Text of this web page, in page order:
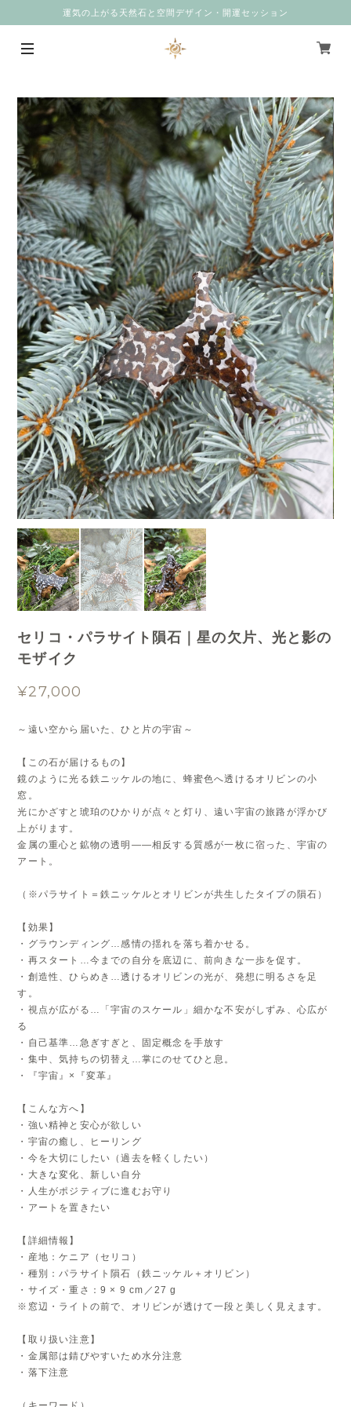
運気の上がる天然石と空間デザイン・開運セッション
セリコ・パラサイト隕石｜星の欠片、光と影の
モザイク
¥27,000
～遠い空から届いた、ひと片の宇宙～
【この石が届けるもの】
鏡のように光る鉄ニッケルの地に、蜂蜜色へ透けるオリビンの小
窓。
光にかざすと琥珀のひかりが点々と灯り、遠い宇宙の旅路が浮かび
上がります。
金属の重心と鉱物の透明——相反する質感が一枚に宿った、宇宙の
アート。
（※パラサイト＝鉄ニッケルとオリビンが共生したタイプの隕石）
【効果】
・グラウンディング…感情の揺れを落ち着かせる。
・再スタート…今までの自分を底辺に、前向きな一歩を促す。
・創造性、ひらめき…透けるオリビンの光が、発想に明るさを足
す。
・視点が広がる…「宇宙のスケール」細かな不安がしずみ、心広が
る
・自己基準…急ぎすぎと、固定概念を手放す
・集中、気持ちの切替え…掌にのせてひと息。
・『宇宙』×『変革』
【こんな方へ】
・強い精神と安心が欲しい
・宇宙の癒し、ヒーリング
・今を大切にしたい（過去を軽くしたい）
・大きな変化、新しい自分
・人生がポジティブに進むお守り
・アートを置きたい
【詳細情報】
・産地：ケニア（セリコ）
・種別：パラサイト隕石（鉄ニッケル＋オリビン）
・サイズ・重さ：9 × 9 cm／27 g
※窓辺・ライトの前で、オリビンが透けて一段と美しく見えます。
【取り扱い注意】
・金属部は錆びやすいため水分注意
・落下注意